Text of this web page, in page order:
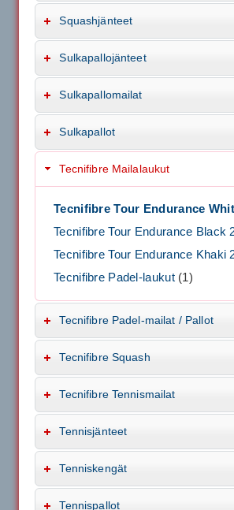
Squashjänteet
Sulkapallojänteet
Sulkapallomailat
Sulkapallot
Tecnifibre Mailalaukut
Tecnifibre Tour Endurance
Tecnifibre Tour Endurance Black
Tecnifibre Tour Endurance Khaki
Tecnifibre Padel-laukut(1)
Tecnifibre Padel-mailat / Pallot
Tecnifibre Squash
Tecnifibre Tennismailat
Tennisjänteet
Tenniskengät
Tennispallot